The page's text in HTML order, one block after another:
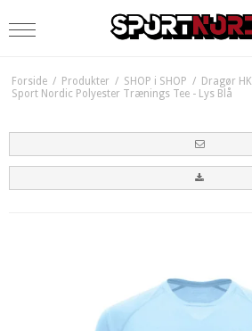
Forside / Produkter / SHOP i SHOP / Dragør HK
Sport Nordic Polyester Trænings Tee - Lys Blå